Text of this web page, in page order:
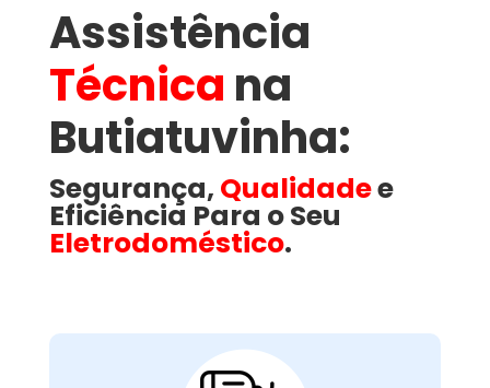
Assistência
Técnica na
Butiatuvinha​:
Segurança, Qualidadee
Eficiência Para o Seu
Eletrodoméstico.